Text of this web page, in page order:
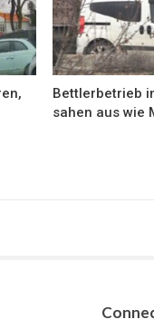
Bettlerbetrieb
sahen aus wie